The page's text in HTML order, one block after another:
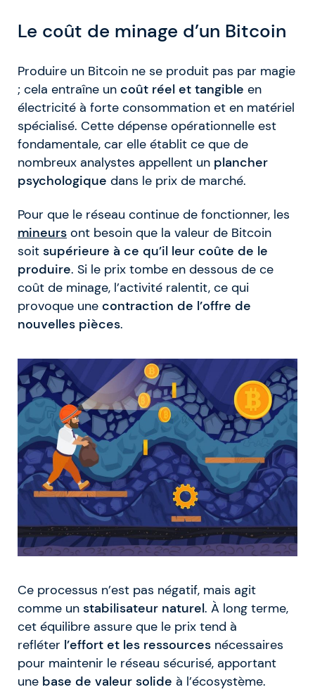
Le coût de minage d’un Bitcoin
Produire un Bitcoin ne se produit pas par magie
; cela entraîne un coût réel et tangible en
électricité à forte consommation et en matériel
spécialisé. Cette dépense opérationnelle est
fondamentale, car elle établit ce que de
nombreux analystes appellent un plancher
psychologique dans le prix de marché.
Pour que le réseau continue de fonctionner, les
mineurs ont besoin que la valeur de Bitcoin
soit supérieure à ce qu’il leur coûte de le
produire. Si le prix tombe en dessous de ce
coût de minage, l’activité ralentit, ce qui
provoque une contraction de l’offre de
nouvelles pièces.
Ce processus n’est pas négatif, mais agit
comme un stabilisateur naturel. À long terme,
cet équilibre assure que le prix tend à
refléter l’effort et les ressources nécessaires
pour maintenir le réseau sécurisé, apportant
une base de valeur solide à l’écosystème.